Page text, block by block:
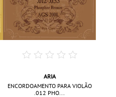
ARIA
ENCORDOAMENTO PARA VIOLÃO
.012 PHO...